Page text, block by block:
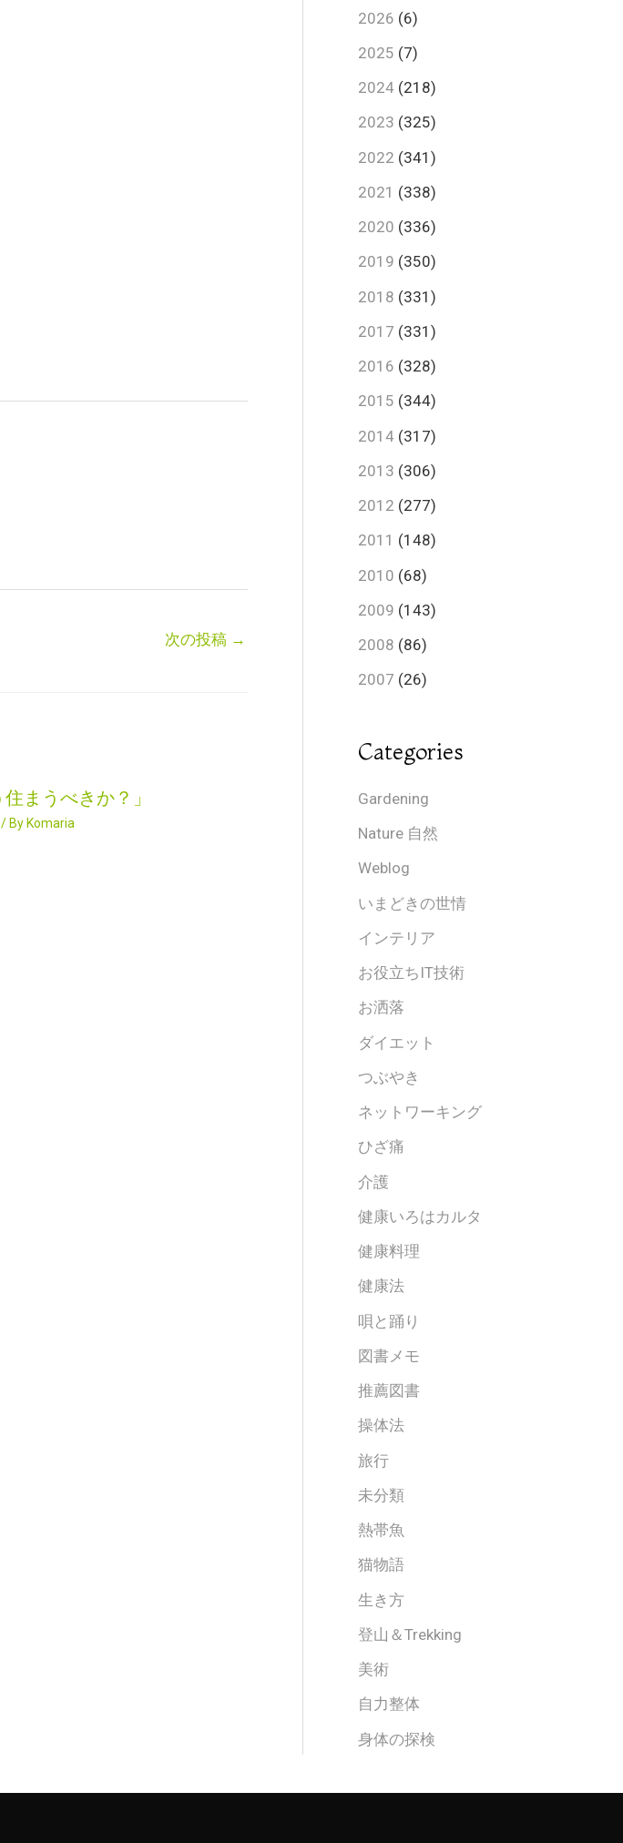
次の投稿 →
まうべきか？」
/ By Komaria
2026 (6)
2025 (7)
2024 (218)
2023 (325)
2022 (341)
2021 (338)
2020 (336)
2019 (350)
2018 (331)
2017 (331)
2016 (328)
2015 (344)
2014 (317)
2013 (306)
2012 (277)
2011 (148)
2010 (68)
2009 (143)
2008 (86)
2007 (26)
Categories
Gardening
Nature 自然
Weblog
いまどきの世情
インテリア
お役立ちIT技術
お洒落
ダイエット
つぶやき
ネットワーキング
ひざ痛
介護
健康いろはカルタ
健康料理
健康法
唄と踊り
図書メモ
推薦図書
操体法
旅行
未分類
熱帯魚
猫物語
生き方
登山＆Trekking
美術
自力整体
身体の探検